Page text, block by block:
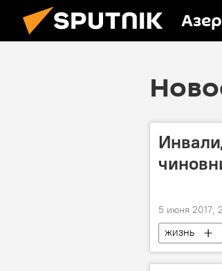
5 июня 2017,
ЖИЗНЬ
пенсии